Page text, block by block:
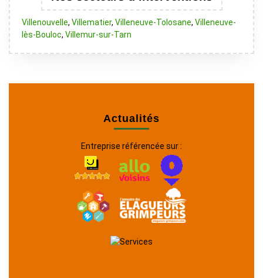
Villenouvelle, Villematier, Villeneuve-Tolosane, Villeneuve-
lès-Bouloc, Villemur-sur-Tarn
Actualités
Entreprise référencée sur :